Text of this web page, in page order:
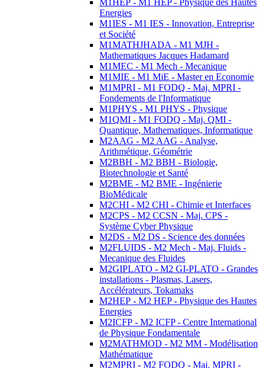
M1HEP - M1 HEP - Physique des Hautes
Energies
M1IES - M1 IES - Innovation, Entreprise
et Société
M1MATHJHADA - M1 MJH -
Mathematiques Jacques Hadamard
M1MEC - M1 Mech - Mecanique
M1MIE - M1 MiE - Master en Economie
M1MPRI - M1 FODQ - Maj. MPRI -
Fondements de l'Informatique
M1PHYS - M1 PHYS - Physique
M1QMI - M1 FODQ - Maj. QMI -
Quantique, Mathematiques, Informatique
M2AAG - M2 AAG - Analyse,
Arithmétique, Géométrie
M2BBH - M2 BBH - Biologie,
Biotechnologie et Santé
M2BME - M2 BME - Ingénierie
BioMédicale
M2CHI - M2 CHI - Chimie et Interfaces
M2CPS - M2 CCSN - Maj. CPS -
Système Cyber Physique
M2DS - M2 DS - Science des données
M2FLUIDS - M2 Mech - Maj. Fluids -
Mecanique des Fluides
M2GIPLATO - M2 GI-PLATO - Grandes
installations - Plasmas, Lasers,
Accélérateurs, Tokamaks
M2HEP - M2 HEP - Physique des Hautes
Energies
M2ICFP - M2 ICFP - Centre International
de Physique Fondamentale
M2MATHMOD - M2 MM - Modélisation
Mathématique
M2MPRI - M2 FODQ - Maj. MPRI -